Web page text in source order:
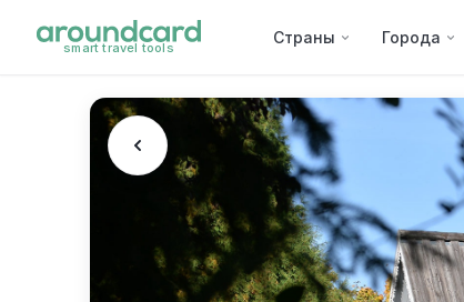
smart travel tools
Страны Города